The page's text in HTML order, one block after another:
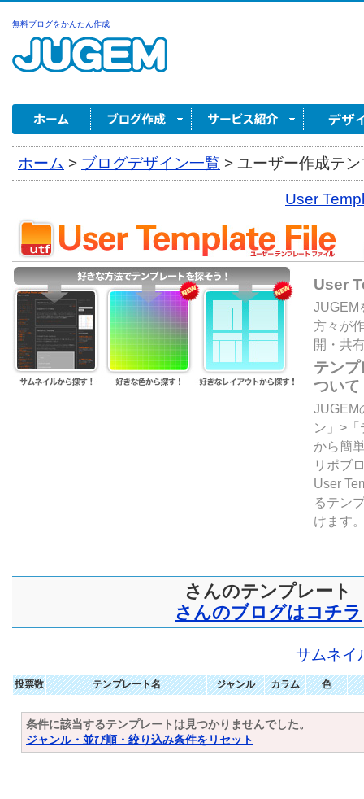
無料ブログをかんたん作成
ホーム > ブログデザイン一覧 > ユーザー作成テ
User
User
JUGEM
方々が
開・共
テン
ついて
JUGEM
ン」>
から簡
リポブ
User
るテン
けます
さんのテンプレート
さんのブログはコチラ
サムネイ
投票数 テンプレート名 ジャンル カラム 色
条件に該当するテンプレートは見つかりませんでした。
ジャンル・並び順・絞り込み条件をリセット